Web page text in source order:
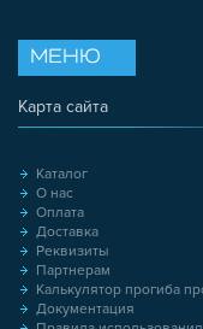
МЕНЮ
Карта сайта
Каталог
О нас
Оплата
Доставка
Реквизиты
Партнерам
Калькулятор прогиба
Документация